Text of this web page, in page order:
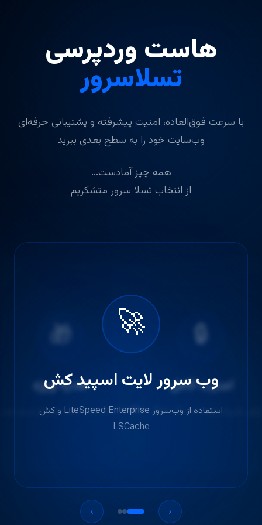
هاست وردپرسی
تسلاسرور
با سرعت فوق‌العاده، امنیت پیشرفته و پشتیبانی حرفه‌ای
وب‌سایت خود را به سطح بعدی ببرید
همه چیز آمادست...
از انتخاب تسلا سرور متشکریم
🚀
وب سرور لایت اسپید کش
استفاده از وب‌سرور LiteSpeed Enterprise و کش
LSCache
🔒
امنیت کامل
🎁
هدیه ویژه
افزونه المنتور پرو به صورت اورجینال هدیه
‹
›